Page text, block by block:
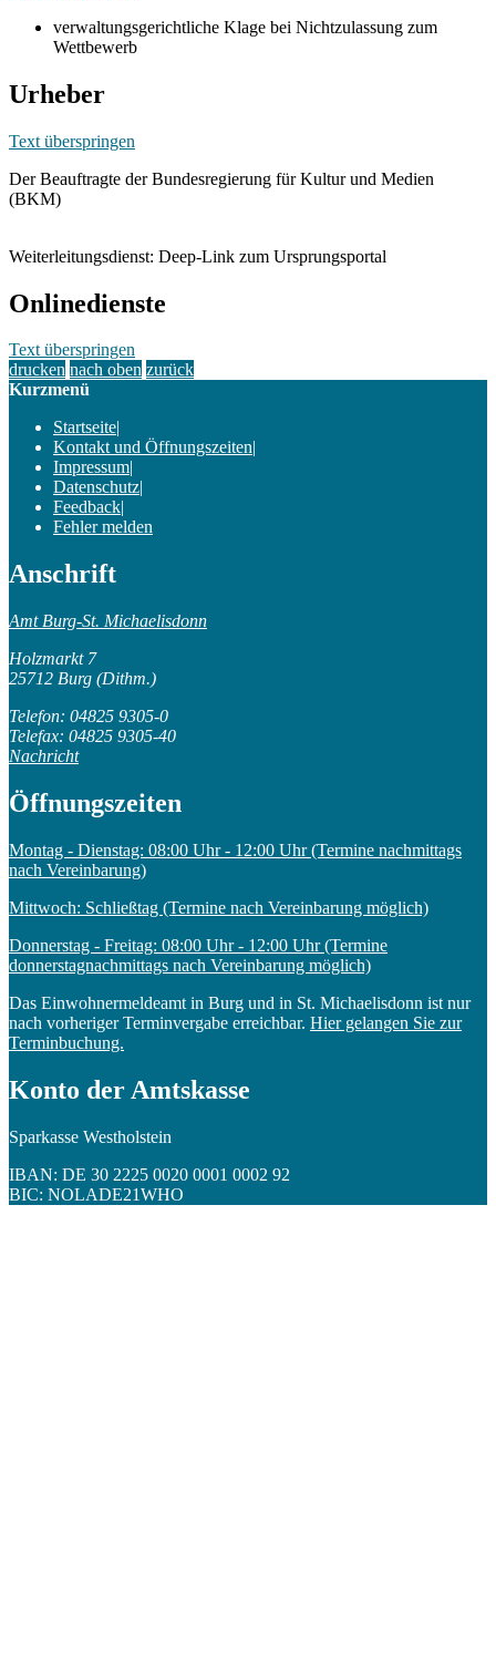
verwaltungsgerichtliche Klage bei Nichtzulassung zum
Wettbewerb
Urheber
Text überspringen
Der Beauftragte der Bundesregierung für Kultur und Medien
(BKM)
Weiterleitungsdienst: Deep-Link zum Ursprungsportal
Onlinedienste
Text überspringen
drucken nach oben zurück
Kurzmenü
Startseite|
Kontakt und Öffnungszeiten|
Impressum|
Datenschutz|
Feedback|
Fehler melden
Anschrift
Amt Burg-St. Michaelisdonn
Holzmarkt 7
25712 Burg (Dithm.)
Telefon: 04825 9305-0
Telefax: 04825 9305-40
Nachricht
Öffnungszeiten
Montag - Dienstag: 08:00 Uhr - 12:00 Uhr (Termine nachmittags
nach Vereinbarung)
Mittwoch: Schließtag (Termine nach Vereinbarung möglich)
Donnerstag - Freitag: 08:00 Uhr - 12:00 Uhr (Termine
donnerstagnachmittags nach Vereinbarung möglich)
Das Einwohnermeldeamt in Burg und in St. Michaelisdonn ist nur
nach vorheriger Terminvergabe erreichbar. Hier gelangen Sie zur
Terminbuchung.
Konto der Amtskasse
Sparkasse Westholstein
IBAN: DE 30 2225 0020 0001 0002 92
BIC: NOLADE21WHO